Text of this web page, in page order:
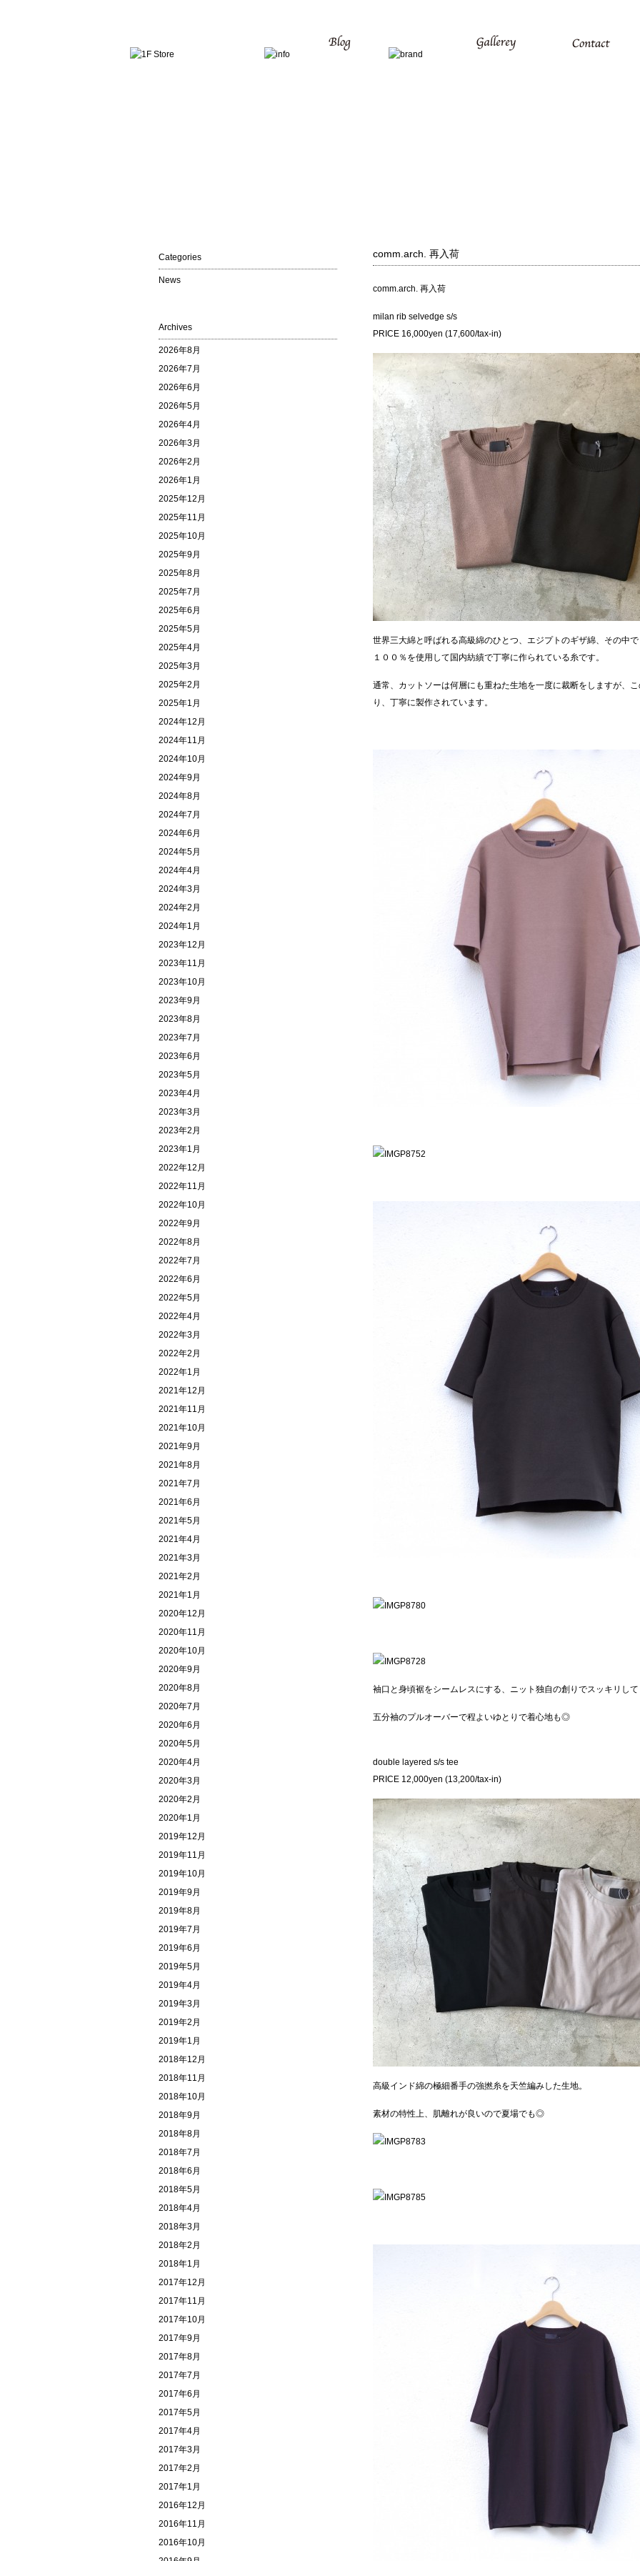
comm.arch. 再入荷
comm.arch. 再入荷
milan rib selvedge s/s
PRICE 16,000yen (17,600/tax-in)
世界三大綿と呼ばれる高級綿のひとつ、エジプトのギザ綿、その中
１００％を使用して国内紡績で丁寧に作られている糸です。
通常、カットソーは何層にも重ねた生地を一度に裁断をしますが、
り、丁寧に製作されています。
袖口と身頃裾をシームレスにする、ニット独自の創りでスッキリし
五分袖のプルオーバーで程よいゆとりで着心地も◎
double layered s/s tee
PRICE 12,000yen (13,200/tax-in)
高級インド綿の極細番手の強撚糸を天竺編みした生地。
素材の特性上、肌離れが良いので夏場でも◎
Categories
News
Archives
2026年8月
2026年7月
2026年6月
2026年5月
2026年4月
2026年3月
2026年2月
2026年1月
2025年12月
2025年11月
2025年10月
2025年9月
2025年8月
2025年7月
2025年6月
2025年5月
2025年4月
2025年3月
2025年2月
2025年1月
2024年12月
2024年11月
2024年10月
2024年9月
2024年8月
2024年7月
2024年6月
2024年5月
2024年4月
2024年3月
2024年2月
2024年1月
2023年12月
2023年11月
2023年10月
2023年9月
2023年8月
2023年7月
2023年6月
2023年5月
2023年4月
2023年3月
2023年2月
2023年1月
2022年12月
2022年11月
2022年10月
2022年9月
2022年8月
2022年7月
2022年6月
2022年5月
2022年4月
2022年3月
2022年2月
2022年1月
2021年12月
2021年11月
2021年10月
2021年9月
2021年8月
2021年7月
2021年6月
2021年5月
2021年4月
2021年3月
2021年2月
2021年1月
2020年12月
2020年11月
2020年10月
2020年9月
2020年8月
2020年7月
2020年6月
2020年5月
2020年4月
2020年3月
2020年2月
2020年1月
2019年12月
2019年11月
2019年10月
2019年9月
2019年8月
2019年7月
2019年6月
2019年5月
2019年4月
2019年3月
2019年2月
2019年1月
2018年12月
2018年11月
2018年10月
2018年9月
2018年8月
2018年7月
2018年6月
2018年5月
2018年4月
2018年3月
2018年2月
2018年1月
2017年12月
2017年11月
2017年10月
2017年9月
2017年8月
2017年7月
2017年6月
2017年5月
2017年4月
2017年3月
2017年2月
2017年1月
2016年12月
2016年11月
2016年10月